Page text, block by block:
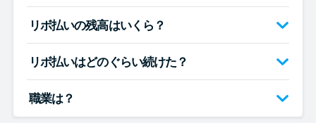
リボ払いの残高はいくら？
リボ払いはどのぐらい続けた？
職業は？